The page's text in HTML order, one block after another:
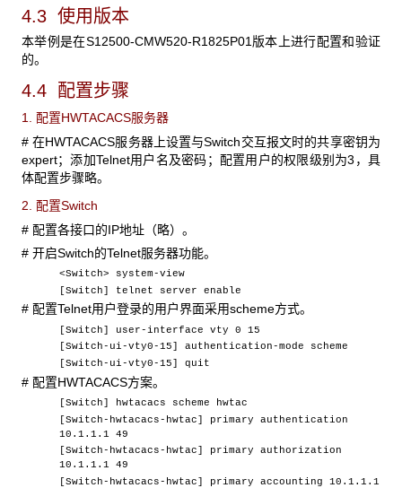
4.3 使用版本
本举例是在S12500-CMW520-R1825P01版本上进行配置和验证
的。
4.4 配置步骤
1. 配置HWTACACS服务器
# 在HWTACACS服务器上设置与Switch交互报文时的共享密钥为
expert；添加Telnet用户名及密码；配置用户的权限级别为3，具
体配置步骤略。
2. 配置Switch
# 配置各接口的IP地址（略）。
# 开启Switch的Telnet服务器功能。
<Switch> system-view
[Switch] telnet server enable
# 配置Telnet用户登录的用户界面采用scheme方式。
[Switch] user-interface vty 0 15
[Switch-ui-vty0-15] authentication-mode scheme
[Switch-ui-vty0-15] quit
# 配置HWTACACS方案。
[Switch] hwtacacs scheme hwtac
[Switch-hwtacacs-hwtac] primary authentication
10.1.1.1 49
[Switch-hwtacacs-hwtac] primary authorization
10.1.1.1 49
[Switch-hwtacacs-hwtac] primary accounting 10.1.1.1